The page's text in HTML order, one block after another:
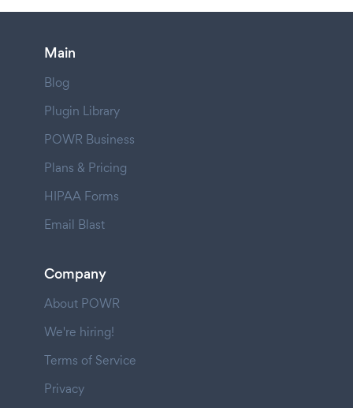
Main
Blog
Plugin Library
POWR Business
Plans & Pricing
HIPAA Forms
Email Blast
Company
About POWR
We're hiring!
Terms of Service
Privacy